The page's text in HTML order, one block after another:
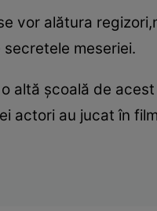
vor alătura
meseriei.
altă şcoală de
actori au jucat în